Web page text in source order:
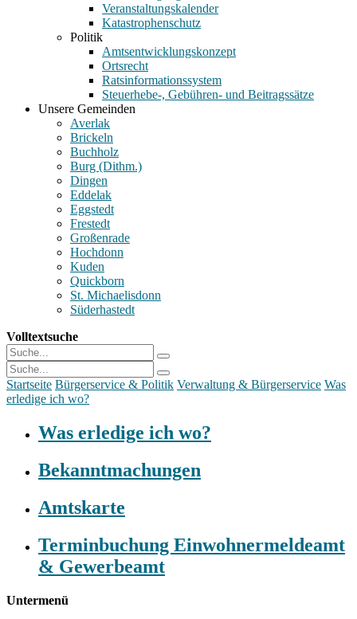
Veranstaltungskalender
Katastrophenschutz
Politik
Amtsentwicklungskonzept
Ortsrecht
Ratsinformationssystem
Steuerhebe-, Gebühren- und Beitragssätze
Unsere Gemeinden
Averlak
Brickeln
Buchholz
Burg (Dithm.)
Dingen
Eddelak
Eggstedt
Frestedt
Großenrade
Hochdonn
Kuden
Quickborn
St. Michaelisdonn
Süderhastedt
Volltextsuche
Startseite Bürgerservice & Politik Verwaltung & Bürgerservice Was
erledige ich wo?
Was erledige ich wo?
Bekanntmachungen
Amtskarte
Terminbuchung Einwohnermeldeamt
& Gewerbeamt
Untermenü